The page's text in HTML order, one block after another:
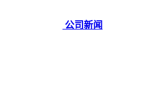
公司新闻